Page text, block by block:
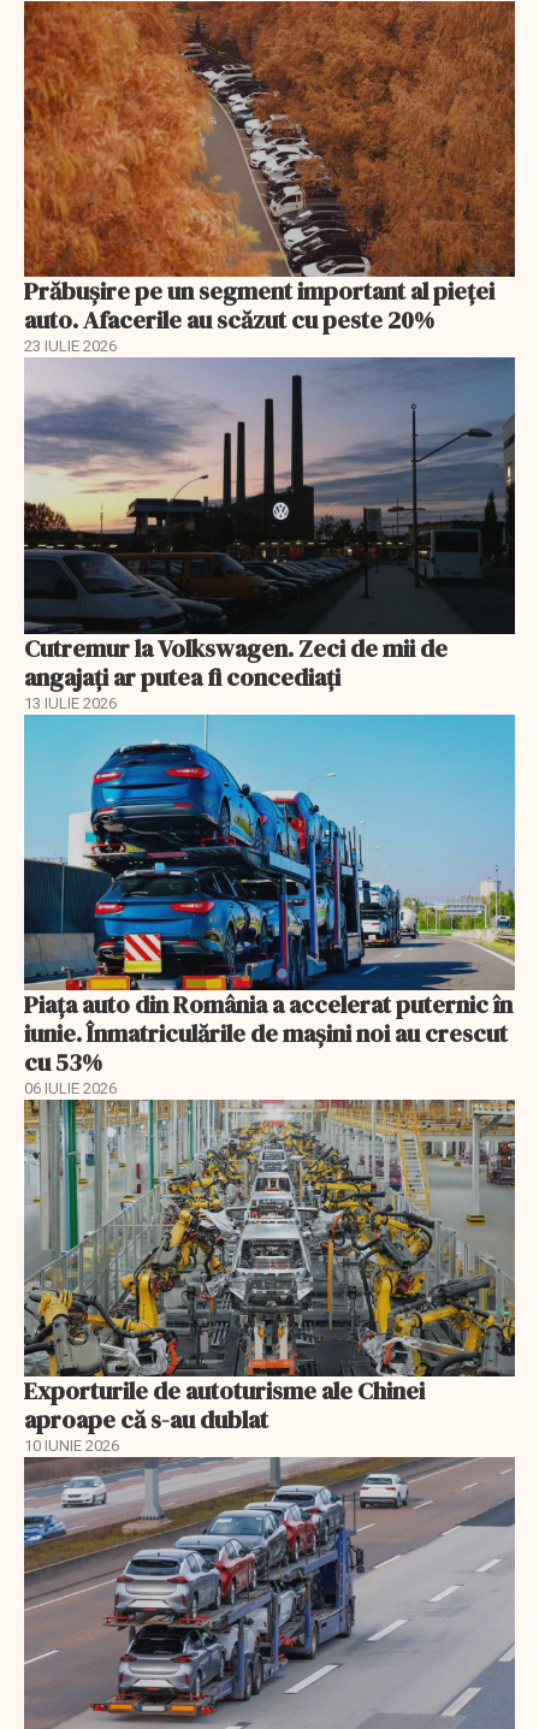
Prăbușire pe un segment important al pieței
auto. Afacerile au scăzut cu peste 20%
23 IULIE 2026
Cutremur la Volkswagen. Zeci de mii de
angajați ar putea fi concediați
13 IULIE 2026
Piața auto din România a accelerat puternic în
iunie. Înmatriculările de mașini noi au crescut
cu 53%
06 IULIE 2026
Exporturile de autoturisme ale Chinei
aproape că s-au dublat
10 IUNIE 2026